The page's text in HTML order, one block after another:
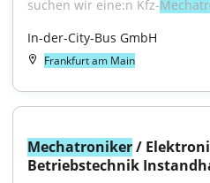
suchen wir eine:n Kfz-
In-der-City-Bus GmbH
Frankfurt am Main
Mechatroniker /
Betriebstechnik